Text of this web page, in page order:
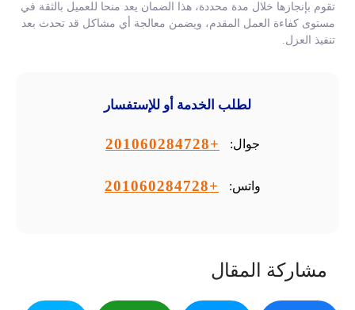
تقوم بإنجازها خلال مدة محددة، هذا الضمان يعد منحا للعميل بالثقة في
مستوى كفاءة العمل المقدم، ويضمن معالجة أي مشاكل قد تحدث بعد
تنفيذ العزل.
لطلب الخدمة أو للإستفسار
جوال: +201060284728
واتس: +201060284728
مشاركة المقال